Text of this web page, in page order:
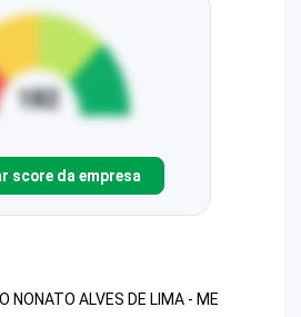
score da empresa
NONATO ALVES DE LIMA - ME